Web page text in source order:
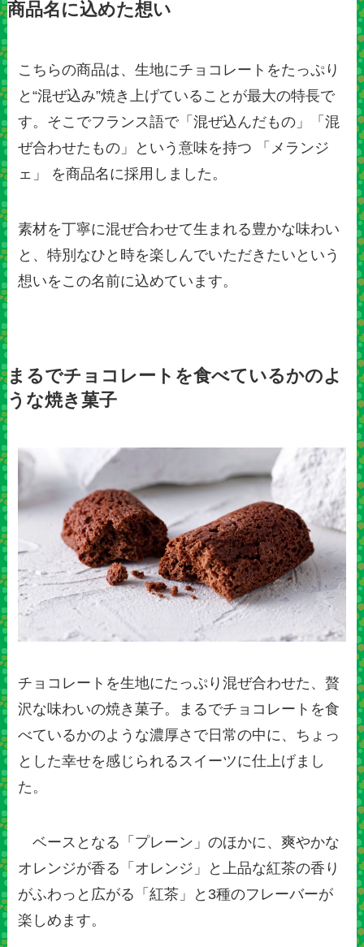
商品名に込めた想い
こちらの商品は、生地にチョコレートをたっぷり
と“混ぜ込み”焼き上げていることが最大の特長で
す。そこでフランス語で「混ぜ込んだもの」「混
ぜ合わせたもの」という意味を持つ 「メランジ
ェ」 を商品名に採用しました。
素材を丁寧に混ぜ合わせて生まれる豊かな味わい
と、特別なひと時を楽しんでいただきたいという
想いをこの名前に込めています。
まるでチョコレートを食べているかのよ
うな焼き菓子
チョコレートを生地にたっぷり混ぜ合わせた、贅
沢な味わいの焼き菓子。まるでチョコレートを食
べているかのような濃厚さで日常の中に、ちょっ
とした幸せを感じられるスイーツに仕上げまし
た。
ベースとなる「プレーン」のほかに、爽やかな
オレンジが香る「オレンジ」と上品な紅茶の香り
がふわっと広がる「紅茶」と3種のフレーバーが
楽しめます。